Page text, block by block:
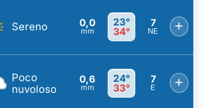
Sereno 0,0
mm
23°
34°
7
NE +
Poco
nuvoloso
0,6
mm
24°
33°
7
E +